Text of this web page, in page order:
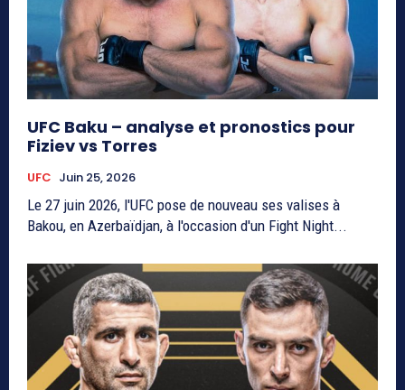
UFC Baku – analyse et pronostics pour
Fiziev vs Torres
UFC Juin 25, 2026
Le 27 juin 2026, l'UFC pose de nouveau ses valises à
Bakou, en Azerbaïdjan, à l'occasion d'un Fight Night...